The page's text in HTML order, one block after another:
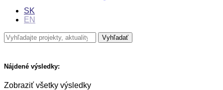
SK
EN
Nájdené výsledky:
Zobraziť všetky výsledky